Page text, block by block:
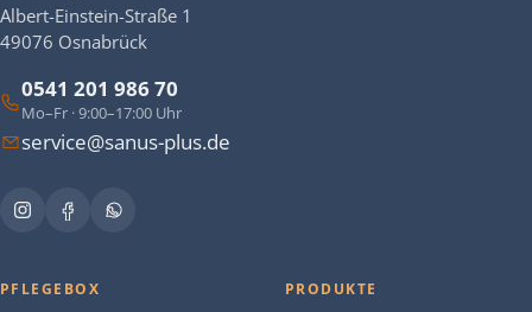
Albert-Einstein-Straße 1
49076 Osnabrück
0541 201 986 70
Mo–Fr · 9:00–17:00 Uhr
service@sanus-plus.de
PFLEGEBOX PRODUKTE